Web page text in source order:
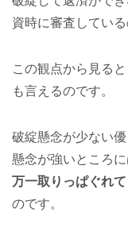
資時に審査している
この観点から見る
も言えるのです。
破綻懸念が少ない
懸念が強いところ
万一取りっぱぐれ
のです。